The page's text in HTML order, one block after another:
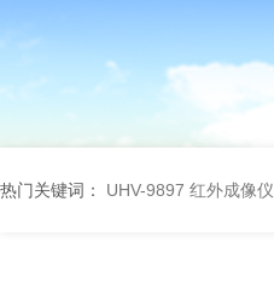
热门关键词： UHV-9897 红外成像仪